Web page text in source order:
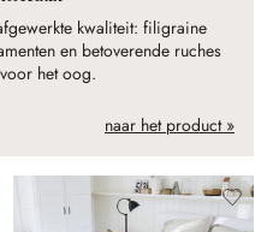
kwaliteit: filigraine
en betoverende ruches
het oog.
naar het product »